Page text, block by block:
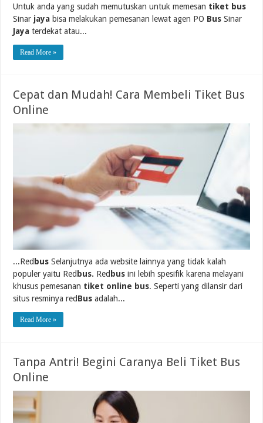
Untuk anda yang sudah memutuskan untuk memesan tiket bus
Sinar jaya bisa melakukan pemesanan lewat agen PO Bus Sinar
Jaya terdekat atau...
Read More »
Cepat dan Mudah! Cara Membeli Tiket Bus
Online
...Red bus Selanjutnya ada website lainnya yang tidak kalah
populer yaitu Red bus. Red bus ini lebih spesifik karena melayani
khusus pemesanan tiket online bus. Seperti yang dilansir dari
situs resminya redBus adalah...
Read More »
Tanpa Antri! Begini Caranya Beli Tiket Bus
Online